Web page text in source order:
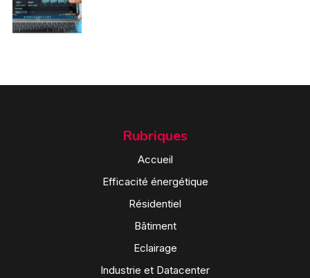
Rubriques
Accueil
Efficacité énergétique
Résidentiel
Bâtiment
Eclairage
Industrie et Datacenter